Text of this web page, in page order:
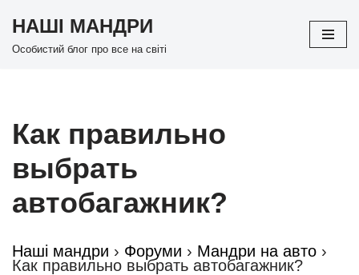
Перейти
НАШІ МАНДРИ
Особистий блог про все на світі
Как правильно
выбрать
автобагажник?
Наші мандри › Форуми › Мандри на авто ›
Как правильно выбрать автобагажник?